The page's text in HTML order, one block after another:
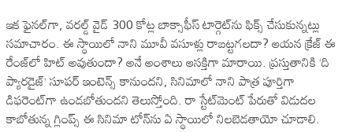
ఇక ఫైనల్‌గా, వరల్డ్‌ వైడ్‌ 300 కోట్ల బాక్సాఫీస్‌ టార్గెట్‌ను ఫిక్స్‌ చేసుకున్నట్లు
సమాచారం. ఈ స్థాయిలో నాని మూవీ వసూళ్లు రాబట్టగలదా? ఆయన క్రేజ్‌ ఈ
రేంజ్‌లో హిట్‌ అవుతుందా? అనే అంశాలు ఆసక్తిగా మారాయి. ప్రస్తుతానికి ‘ది
ప్యారడైజ్‌’ సూపర్‌ ఇంటెన్స్‌ కానుందని, సినిమాలో నాని పాత్ర పూర్తిగా
డిఫరెంట్‌గా ఉండబోతుందని తెలుస్తోంది. రా స్టేట్‌మెంట్ పేరుతో విడుదల
కాబోతున్న గ్లింప్స్‌ ఈ సినిమా టోన్‌ను ఏ స్థాయిలో నిలబెడతాయో చూడాలి.